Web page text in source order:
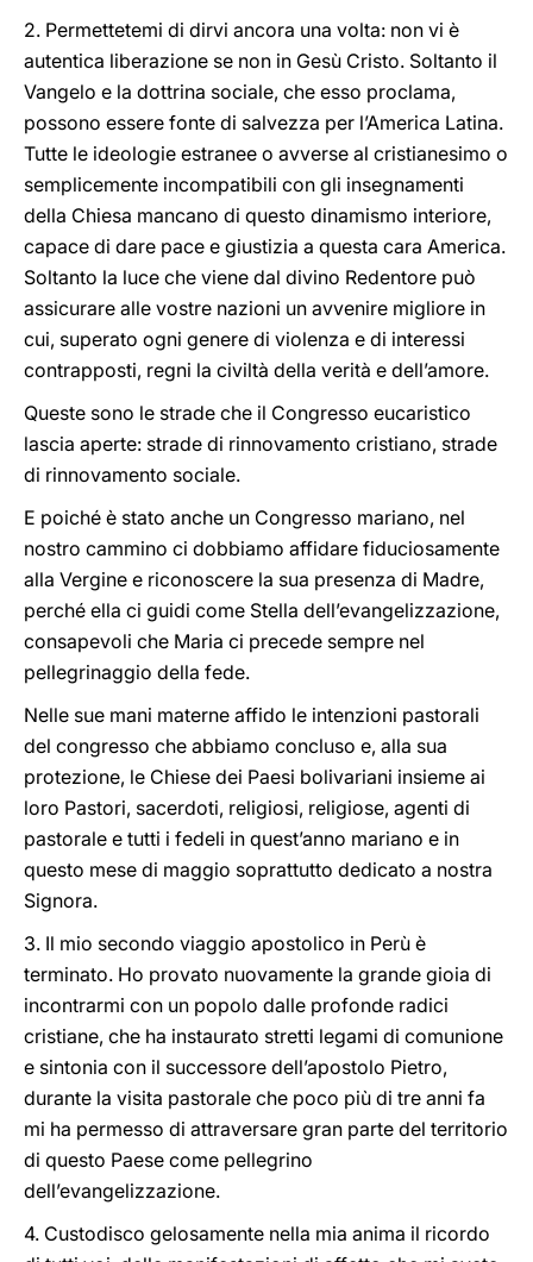
2. Permettetemi di dirvi ancora una volta: non vi è
autentica liberazione se non in Gesù Cristo. Soltanto il
Vangelo e la dottrina sociale, che esso proclama,
possono essere fonte di salvezza per l’America Latina.
Tutte le ideologie estranee o avverse al cristianesimo o
semplicemente incompatibili con gli insegnamenti
della Chiesa mancano di questo dinamismo interiore,
capace di dare pace e giustizia a questa cara America.
Soltanto la luce che viene dal divino Redentore può
assicurare alle vostre nazioni un avvenire migliore in
cui, superato ogni genere di violenza e di interessi
contrapposti, regni la civiltà della verità e dell’amore.
Queste sono le strade che il Congresso eucaristico
lascia aperte: strade di rinnovamento cristiano, strade
di rinnovamento sociale.
E poiché è stato anche un Congresso mariano, nel
nostro cammino ci dobbiamo affidare fiduciosamente
alla Vergine e riconoscere la sua presenza di Madre,
perché ella ci guidi come Stella dell’evangelizzazione,
consapevoli che Maria ci precede sempre nel
pellegrinaggio della fede.
Nelle sue mani materne affido le intenzioni pastorali
del congresso che abbiamo concluso e, alla sua
protezione, le Chiese dei Paesi bolivariani insieme ai
loro Pastori, sacerdoti, religiosi, religiose, agenti di
pastorale e tutti i fedeli in quest’anno mariano e in
questo mese di maggio soprattutto dedicato a nostra
Signora.
3. Il mio secondo viaggio apostolico in Perù è
terminato. Ho provato nuovamente la grande gioia di
incontrarmi con un popolo dalle profonde radici
cristiane, che ha instaurato stretti legami di comunione
e sintonia con il successore dell’apostolo Pietro,
durante la visita pastorale che poco più di tre anni fa
mi ha permesso di attraversare gran parte del territorio
di questo Paese come pellegrino
dell’evangelizzazione.
4. Custodisco gelosamente nella mia anima il ricordo